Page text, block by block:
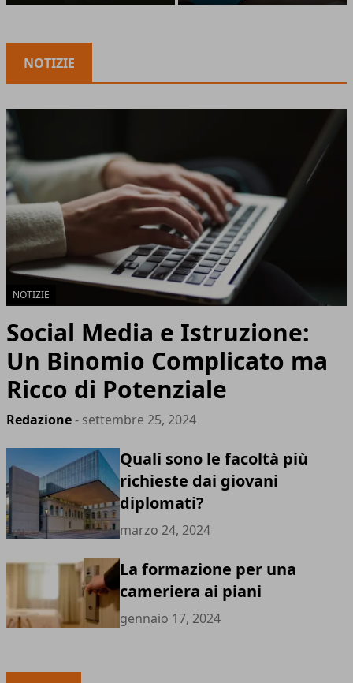
NOTIZIE
NOTIZIE
Social Media e Istruzione:
Un Binomio Complicato ma
Ricco di Potenziale
Redazione- settembre 25, 2024
Quali sono le facoltà più
richieste dai giovani
diplomati?
marzo 24, 2024
La formazione per una
cameriera ai piani
gennaio 17, 2024